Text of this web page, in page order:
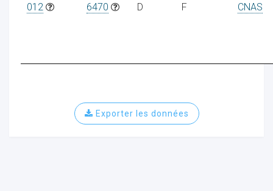
012 6470 D F CNAS
Exporter les données